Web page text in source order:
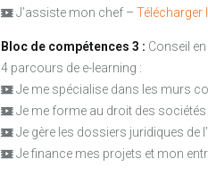
J’assiste mon chef – Télécharger
Bloc de compétences 3 : Conseil
4 parcours de e-learning :
Je me spécialise dans les murs
Je me forme au droit des sociétés
Je gère les dossiers juridiques de
Je finance mes projets et mon